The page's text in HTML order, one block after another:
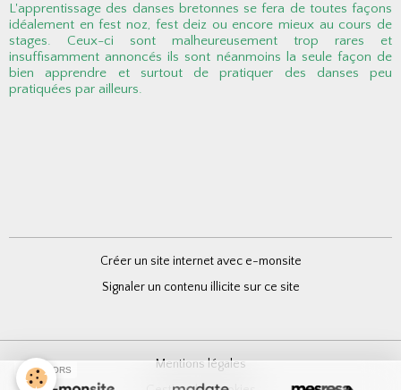
L'apprentissage des danses bretonnes se fera de toutes façons
idéalement en fest noz, fest deiz ou encore mieux au cours de
stages. Ceux-ci sont malheureusement trop rares et
insuffisamment annoncés ils sont néanmoins la seule façon de
bien apprendre et surtout de pratiquer des danses peu
pratiquées par ailleurs.
Créer un site internet avec e-monsite
Signaler un contenu illicite sur ce site
Mentions légales
SPONSORS